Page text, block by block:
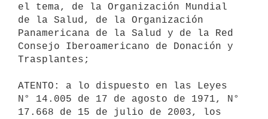
el tema, de la Organización Mundial
de la Salud, de la Organización
Panamericana de la Salud y de la Red
Consejo Iberoamericano de Donación y
Trasplantes;
ATENTO: a lo dispuesto en las Leyes
N° 14.005 de 17 de agosto de 1971, N°
17.668 de 15 de julio de 2003, los